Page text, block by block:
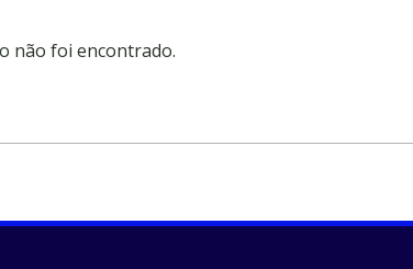
não foi encontrado.